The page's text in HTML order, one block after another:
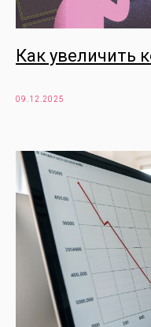
Как увеличить
09.12.2025